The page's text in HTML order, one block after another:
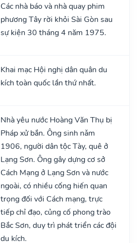
Các nhà báo và nhà quay phim
phương Tây rời khỏi Sài Gòn sau
sự kiện 30 tháng 4 năm 1975.
Khai mạc Hội nghị dân quân du
kích toàn quốc lần thứ nhất.
Nhà yêu nước Hoàng Văn Thụ bị
Pháp xử bắn. Ông sinh nǎm
1906, người dân tộc Tày, quê ở
Lạng Sơn. Ông gây dựng cơ sở
Cách Mạng ở Lạng Sơn và nước
ngoài, có nhiều cống hiến quan
trọng đối với Cách mạng, trực
tiếp chỉ đạo, củng cố phong trào
Bắc Sơn, duy trì phát triển các đội
du kích.